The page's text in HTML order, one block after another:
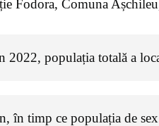
Fodora, Comuna
populația totală a
în timp ce populația de